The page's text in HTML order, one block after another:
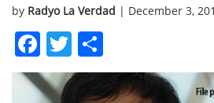
by Radyo La Verdad | December 3,
Facebook
Twitter